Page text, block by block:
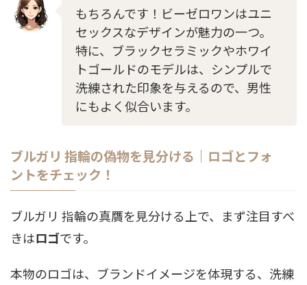
もちろんです！ビーゼロワンはユニ
セックスなデザインが魅力の一つ。
特に、ブラックセラミックやホワイ
トゴールドのモデルは、シンプルで
洗練された印象を与えるので、男性
にもよく似合います。
ブルガリ 指輪の偽物を見分ける｜ロゴとフォ
ントをチェック！
ブルガリ 指輪の真贋を見分ける上で、まず注目すべ
きはロゴです。
本物のロゴは、ブランドイメージを体現する、洗練